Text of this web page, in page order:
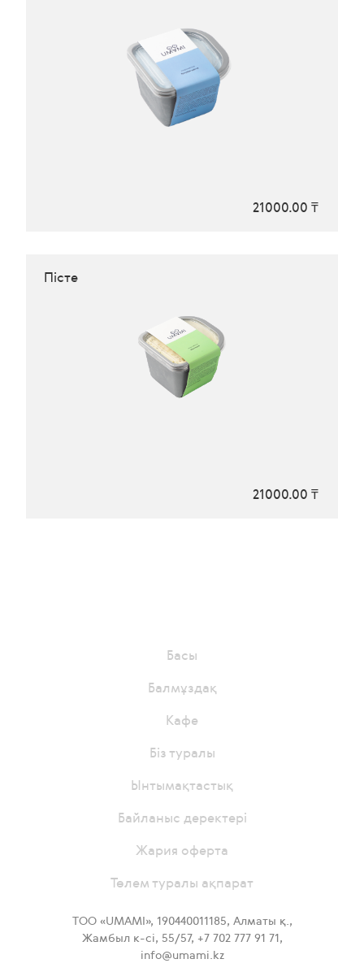
21000.00 ₸
Пісте
21000.00 ₸
Басы
Балмұздақ
Кафе
Біз туралы
Ынтымақтастық
Байланыс деректері
Жария oферта
Төлем туралы ақпарат
ТОО «UMAMI», 190440011185, Алматы қ.,
Жамбыл к-сі, 55/57, +7 702 777 91 71,
info@umami.kz